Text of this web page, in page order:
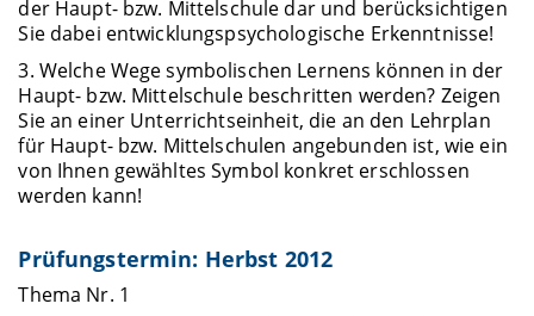
der Haupt- bzw. Mittelschule dar und berücksichtigen
Sie dabei entwicklungspsychologische Erkenntnisse!
3. Welche Wege symbolischen Lernens können in der
Haupt- bzw. Mittelschule beschritten werden? Zeigen
Sie an einer Unterrichtseinheit, die an den Lehrplan
für Haupt- bzw. Mittelschulen angebunden ist, wie ein
von Ihnen gewähltes Symbol konkret erschlossen
werden kann!
Prüfungstermin: Herbst 2012
Thema Nr. 1